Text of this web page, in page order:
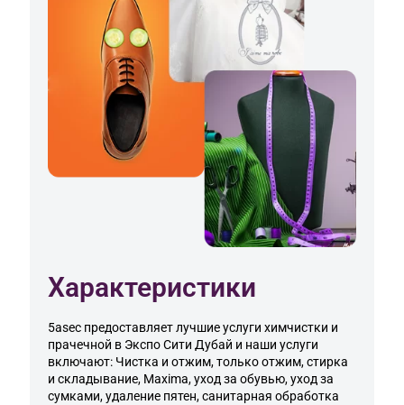
Характеристики
5asec предоставляет лучшие услуги химчистки и
прачечной в Экспо Сити Дубай и наши услуги
включают: Чистка и отжим, только отжим, стирка
и складывание, Maxima, уход за обувью, уход за
сумками, удаление пятен, санитарная обработка